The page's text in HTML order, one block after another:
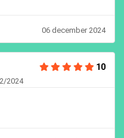
06 december 2024
10
2024